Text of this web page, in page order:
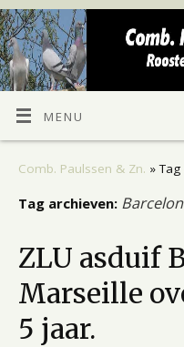
MENU
Comb. Paulssen & Zn. »
Tag archieven:
ZLU asduif
Marseille
5 jaar.